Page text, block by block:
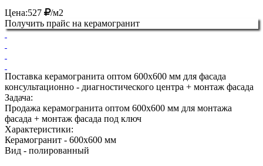
Цена:527
/м2
Получить прайс на керамогранит
Поставка керамогранита оптом 600х600 мм для фасада
консультационно - диагностического центра + монтаж фасада
Задача:
Продажа керамогранита оптом 600х600 мм для монтажа
фасада + монтаж фасада под ключ
Характеристики:
Керамогранит - 600х600 мм
Вид - полированный